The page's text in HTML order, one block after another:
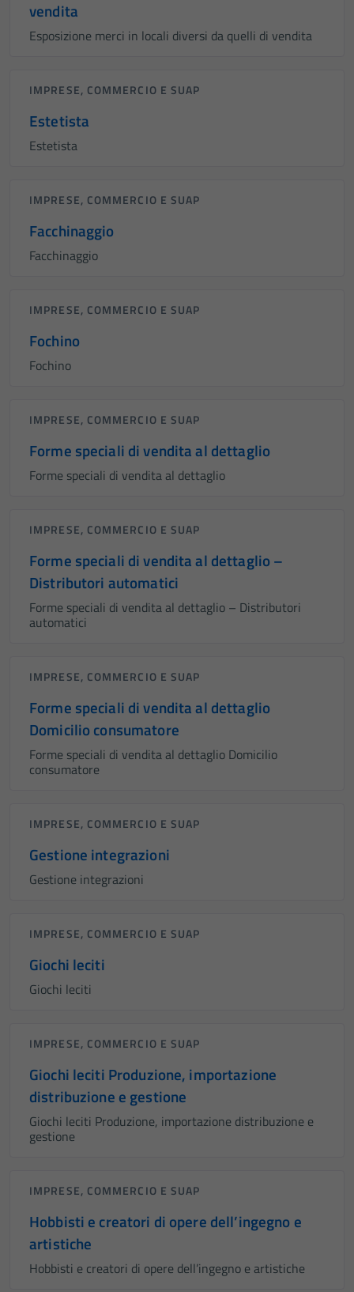
vendita
Esposizione merci in locali diversi da quelli di vendita
IMPRESE, COMMERCIO E SUAP
Estetista
Estetista
IMPRESE, COMMERCIO E SUAP
Facchinaggio
Facchinaggio
IMPRESE, COMMERCIO E SUAP
Fochino
Fochino
IMPRESE, COMMERCIO E SUAP
Forme speciali di vendita al dettaglio
Forme speciali di vendita al dettaglio
IMPRESE, COMMERCIO E SUAP
Forme speciali di vendita al dettaglio –
Distributori automatici
Forme speciali di vendita al dettaglio – Distributori
automatici
IMPRESE, COMMERCIO E SUAP
Forme speciali di vendita al dettaglio
Domicilio consumatore
Forme speciali di vendita al dettaglio Domicilio
consumatore
IMPRESE, COMMERCIO E SUAP
Gestione integrazioni
Gestione integrazioni
IMPRESE, COMMERCIO E SUAP
Giochi leciti
Giochi leciti
IMPRESE, COMMERCIO E SUAP
Giochi leciti Produzione, importazione
distribuzione e gestione
Giochi leciti Produzione, importazione distribuzione e
gestione
IMPRESE, COMMERCIO E SUAP
Hobbisti e creatori di opere dell’ingegno e
artistiche
Hobbisti e creatori di opere dell’ingegno e artistiche
Tecnici
sono necessari
disabilitati.
non raccolgono